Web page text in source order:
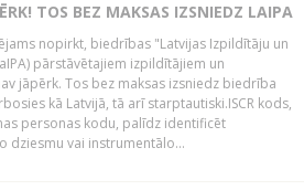
TOS BEZ MAKSAS IZSNIEDZ LAIPA
nopirkt, biedrības "Latvijas Izpildītāju un
pārstāvētajiem izpildītājiem un
jāpērk. Tos bez maksas izsniedz biedrība
kā Latvijā, tā arī starptautiski.ISCR kods,
personas kodu, palīdz identificēt
dziesmu vai instrumentālo...